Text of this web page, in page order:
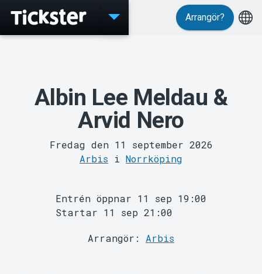
Arrangör?
Albin Lee Meldau &
Arvid Nero
Fredag den 11 september 2026
Arbis i Norrköping
Entrén öppnar 11 sep 19:00
Startar 11 sep 21:00
Arrangör: Arbis